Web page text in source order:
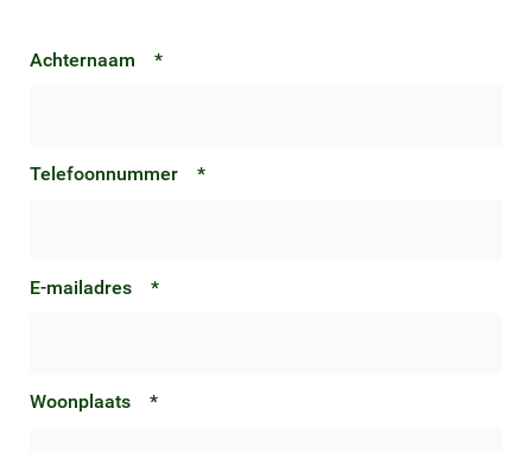
Achternaam *
Telefoonnummer *
E-mailadres *
Woonplaats *